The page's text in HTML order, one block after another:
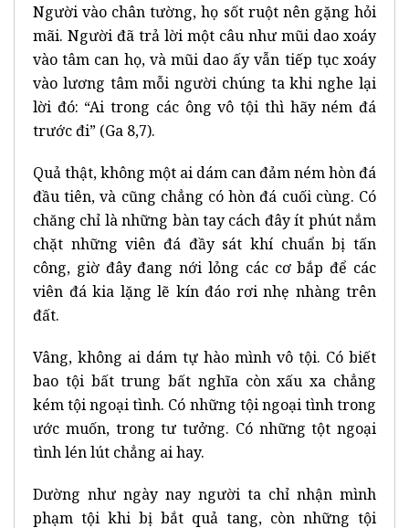
Người vào chân tường, họ sốt ruột nên gặng hỏi
mãi. Người đã trả lời một câu như mũi dao xoáy
vào tâm can họ, và mũi dao ấy vẫn tiếp tục xoáy
vào lương tâm mỗi người chúng ta khi nghe lại
lời đó: “Ai trong các ông vô tội thì hãy ném đá
trước đi” (Ga 8,7).
Quả thật, không một ai dám can đảm ném hòn đá
đầu tiên, và cũng chẳng có hòn đá cuối cùng. Có
chăng chỉ là những bàn tay cách đây ít phút nắm
chặt những viên đá đầy sát khí chuẩn bị tấn
công, giờ đây đang nới lỏng các cơ bắp để các
viên đá kia lặng lẽ kín đáo rơi nhẹ nhàng trên
đất.
Vâng, không ai dám tự hào mình vô tội. Có biết
bao tội bất trung bất nghĩa còn xấu xa chẳng
kém tội ngoại tình. Có những tội ngoại tình trong
ước muốn, trong tư tưởng. Có những tột ngoại
tình lén lút chẳng ai hay.
Dường như ngày nay người ta chỉ nhận mình
phạm tội khi bị bắt quả tang, còn những tội